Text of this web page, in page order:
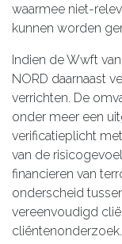
waarmee niet-
kunnen worden
Indien de Wwft
NORD daarnaast
verrichten. De
onder meer een
verificatieplicht
van de
financieren van
onderscheid
vereenvoudigd
cliëntenonderzoek.